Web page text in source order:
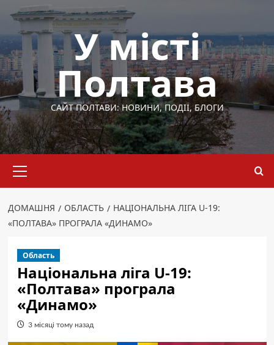
Перейти
вмісту
У місті
Полтава
САЙТ ПОЛТАВИ: НОВИНИ, ПОДІЇ, БЛОГИ
меню
ДОМАШНЯ ОБЛАСТЬ
НАЦІОНАЛЬНА ЛІГА U-19:
«ПОЛТАВА» ПРОГРАЛА «ДИНАМО»
Область
Національна ліга U-19:
«Полтава» програла
«Динамо»
3 місяці тому назад